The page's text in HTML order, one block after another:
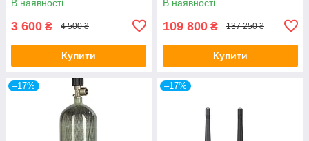
В наявності
3 600 ₴ 4 500 ₴
Купити
В наявності
109 800 ₴ 137 250 ₴
Купити
–17% –17%